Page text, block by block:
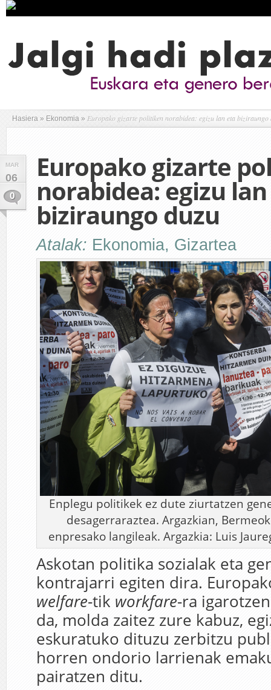
Hasiera » Ekonomia » Europako gizarte politiken norabidea: egizu lan eta biziraungo
MAR
06
0
Europako gizarte
norabidea: egizu
biziraungo duzu
Atalak: Ekonomia, Gizartea
Enplegu politikek ez dute ziurtatzen
desagerraraztea. Argazkian,
enpresako langileak. Argazkia: Luis
Askotan politika sozialak eta
kontrajarri egiten dira.
welfare-tik workfare-ra
da, molda zaitez zure kabuz,
eskuratuko dituzu zerbitzu
horren ondorio larrienak
pairatzen ditu.